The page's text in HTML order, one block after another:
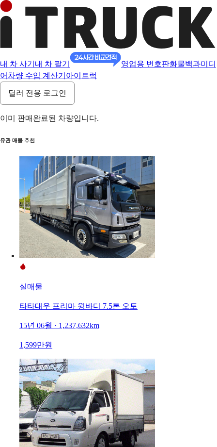
내 차 사기 내 차 팔기 영업용 번호판화물백과미디
어 차량 수입 계산기 아이트럭
딜러 전용 로그인
이미 판매완료된 차량입니다.
유관 매물 추천
실매물
타타대우 프리마 윙바디 7.5톤 오토
15년 06월 · 1,237,632km
1,599만원